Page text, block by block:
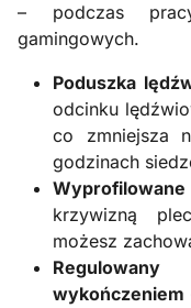
– podczas
gamingowych.
Poduszka
odcinku
co zmniejsza
godzinach
krzywizną
możesz
wykończeniem